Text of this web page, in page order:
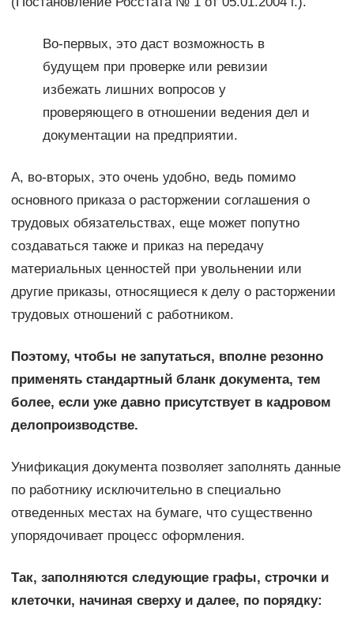
Во-первых, это даст возможность в
будущем при проверке или ревизии
избежать лишних вопросов у
проверяющего в отношении ведения дел и
документации на предприятии.
А, во-вторых, это очень удобно, ведь помимо
основного приказа о расторжении соглашения о
трудовых обязательствах, еще может попутно
создаваться также и приказ на передачу
материальных ценностей при увольнении или
другие приказы, относящиеся к делу о расторжении
трудовых отношений с работником.
Поэтому, чтобы не запутаться, вполне резонно
применять стандартный бланк документа, тем
более, если уже давно присутствует в кадровом
делопроизводстве.
Унификация документа позволяет заполнять данные
по работнику исключительно в специально
отведенных местах на бумаге, что существенно
упорядочивает процесс оформления.
Так, заполняются следующие графы, строчки и
клеточки, начиная сверху и далее, по порядку: